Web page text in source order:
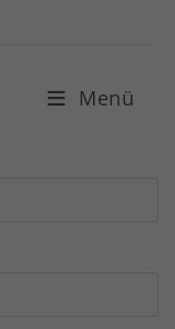
Menü